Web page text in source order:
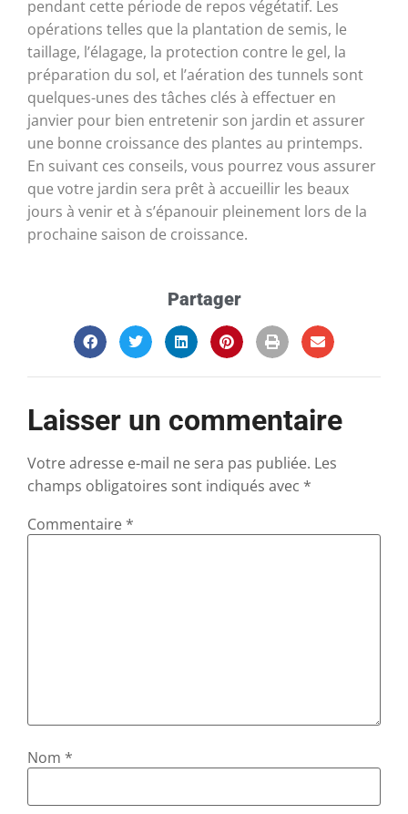
pendant cette période de repos végétatif. Les
opérations telles que la plantation de semis, le
taillage, l’élagage, la protection contre le gel, la
préparation du sol, et l’aération des tunnels sont
quelques-unes des tâches clés à effectuer en
janvier pour bien entretenir son jardin et assurer
une bonne croissance des plantes au printemps.
En suivant ces conseils, vous pourrez vous assurer
que votre jardin sera prêt à accueillir les beaux
jours à venir et à s’épanouir pleinement lors de la
prochaine saison de croissance.
Partager
Laisser un commentaire
Votre adresse e-mail ne sera pas publiée. Les
champs obligatoires sont indiqués avec *
Commentaire *
Nom *